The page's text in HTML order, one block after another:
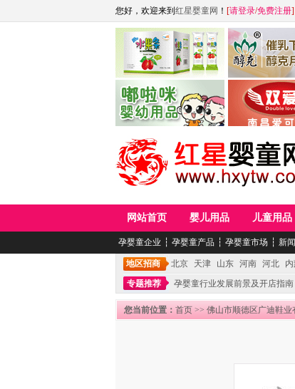
您好，欢迎来到 红星婴童网 ！ [请登录/免费注册]
江西麦嘟嘟食品有限公司
青岛嘟啦咪婴幼儿用品公司
江西醇之客
网站首页 婴儿用品 儿童用品
孕婴童企业 ┆ 孕婴童产品 ┆ 孕婴童市场 ┆ 新
地区招商 北京 天津 山东 河南 河北
专题推荐
孕婴童行业发展前景及开店指南
您当前位置： 首页 >> 佛山市顺德区广迪鞋业